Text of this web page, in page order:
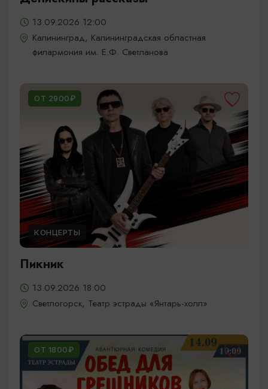
13.09.2026 12:00
Калининград, Калининградская областная
филармония им. Е.Ф. Светланова
ОТ 2900₽
КОНЦЕРТЫ
Пикник
13.09.2026 18:00
Светлогорск, Театр эстрады «Янтарь-холл»
ОТ 1800₽